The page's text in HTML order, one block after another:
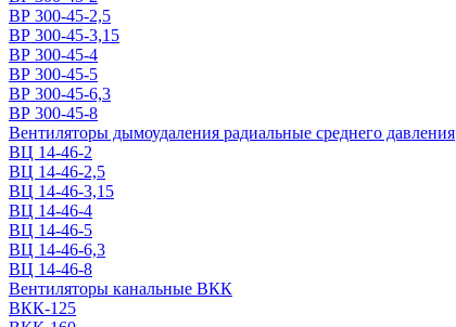
ВР 300-45-2,5
ВР 300-45-3,15
ВР 300-45-4
ВР 300-45-5
ВР 300-45-6,3
ВР 300-45-8
Вентиляторы дымоудаления радиальные среднего давления
ВЦ 14-46-2
ВЦ 14-46-2,5
ВЦ 14-46-3,15
ВЦ 14-46-4
ВЦ 14-46-5
ВЦ 14-46-6,3
ВЦ 14-46-8
Вентиляторы канальные ВКК
ВКК-125